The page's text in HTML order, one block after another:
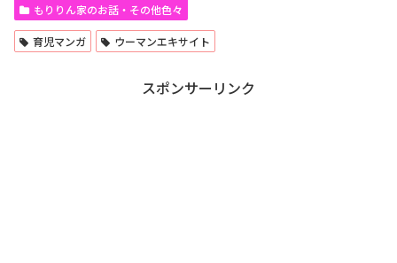
もりりん家のお話・その他色々
育児マンガ ウーマンエキサイト
スポンサーリンク